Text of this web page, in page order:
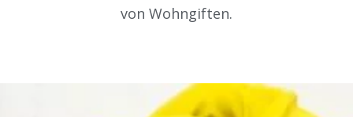
von Wohngiften.